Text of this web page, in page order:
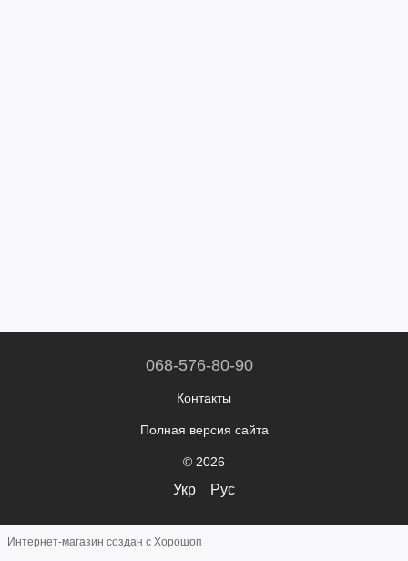
068-576-80-90
Контакты
Полная версия сайта
© 2026
Укр Рус
Интернет-магазин создан с Хорошоп